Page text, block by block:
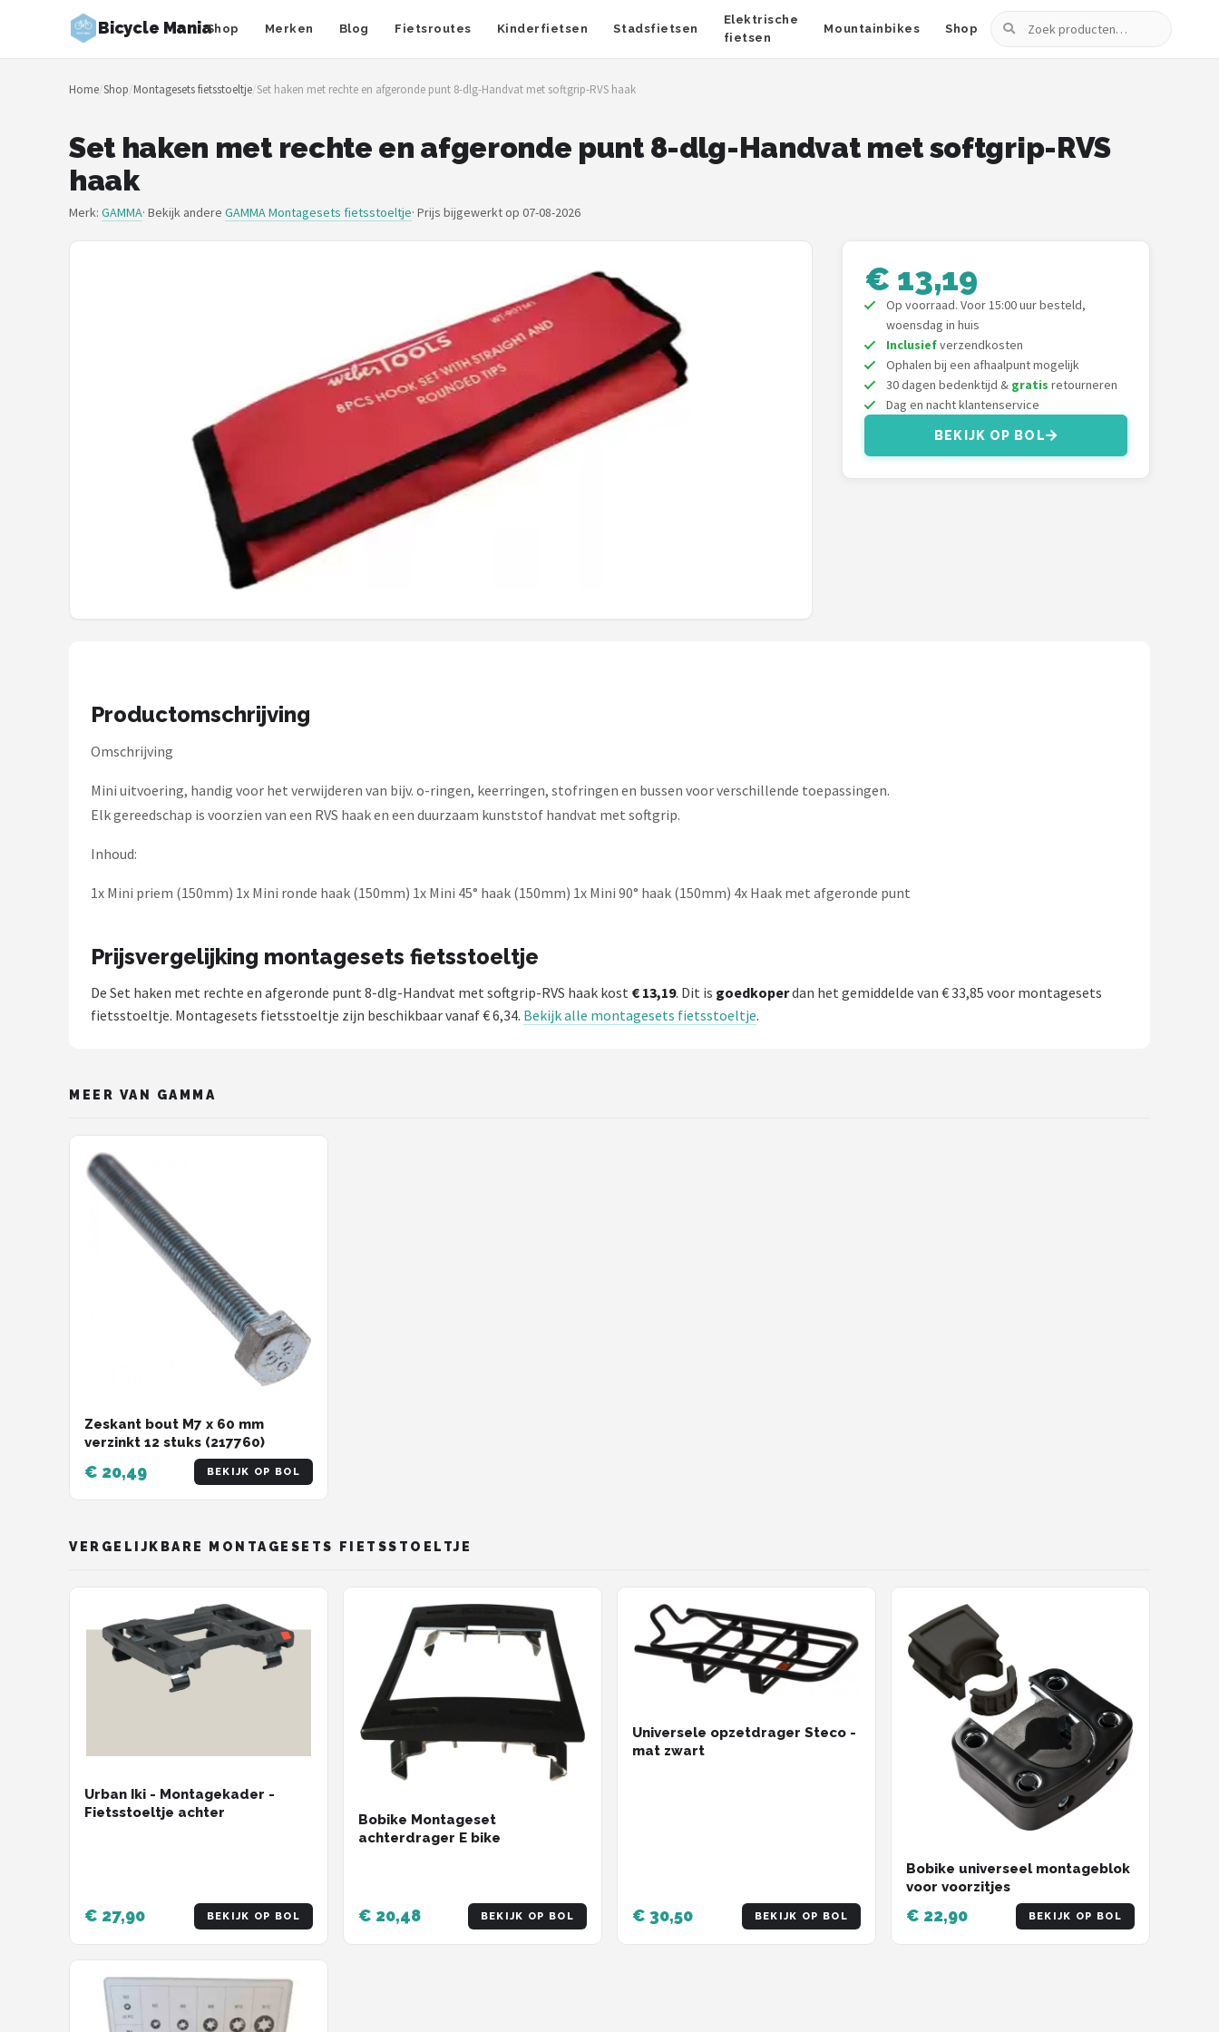
Bicycle ManiaShop Merken Blog Fietsroutes Kinderfietsen Stadsfietsen
Elektrische
fietsen
Mountainbikes Shop
Zoeken
Zoeken
NAVIGATIE
Merken
Blog
Schwalbe
Voltano
Alle merken →
Home/Shop/Montagesets fietsstoeltje/Set haken met rechte en afgeronde punt 8-dlg-Handvat met softgrip-RVS haak
Set haken met rechte en afgeronde punt 8-dlg-Handvat met softgrip-RVS
haak
Merk: GAMMA· Bekijk andere GAMMA Montagesets fietsstoeltje· Prijs bijgewerkt op 07-08-2026
€ 13,19
Op voorraad. Voor 15:00 uur besteld,
woensdag in huis
Inclusiefverzendkosten
Ophalen bij een afhaalpunt mogelijk
30 dagen bedenktijd & gratis retourneren
Dag en nacht klantenservice
BEKIJK OP BOL
Productomschrijving
Omschrijving
Mini uitvoering, handig voor het verwijderen van bijv. o-ringen, keerringen, stofringen en bussen voor verschillende toepassingen.
Elk gereedschap is voorzien van een RVS haak en een duurzaam kunststof handvat met softgrip.
Inhoud:
1x Mini priem (150mm) 1x Mini ronde haak (150mm) 1x Mini 45° haak (150mm) 1x Mini 90° haak (150mm) 4x Haak met afgeronde punt
Prijsvergelijking montagesets fietsstoeltje
De Set haken met rechte en afgeronde punt 8-dlg-Handvat met softgrip-RVS haak kost € 13,19. Dit is goedkoperdan het gemiddelde van € 33,85 voor montagesets
fietsstoeltje. Montagesets fietsstoeltje zijn beschikbaar vanaf € 6,34. Bekijk alle montagesets fietsstoeltje.
MEER VAN GAMMA
Zeskant bout M7 x 60 mm
verzinkt 12 stuks (217760)
€ 20,49 BEKIJK OP BOL
VERGELIJKBARE MONTAGESETS FIETSSTOELTJE
Urban Iki - Montagekader -
Fietsstoeltje achter
€ 27,90 BEKIJK OP BOL
Bobike Montageset
achterdrager E bike
€ 20,48 BEKIJK OP BOL
Universele opzetdrager Steco -
mat zwart
€ 30,50 BEKIJK OP BOL
Bobike universeel montageblok
voor voorzitjes
€ 22,90 BEKIJK OP BOL